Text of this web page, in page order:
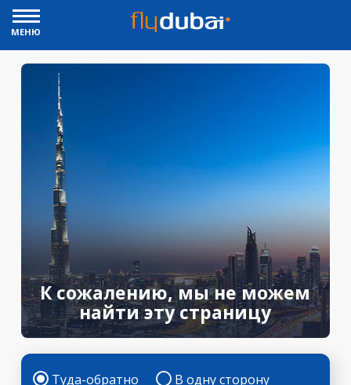
МЕНЮ
К сожалению, мы не можем
найти эту страницу
Туда-обратно В одну сторону